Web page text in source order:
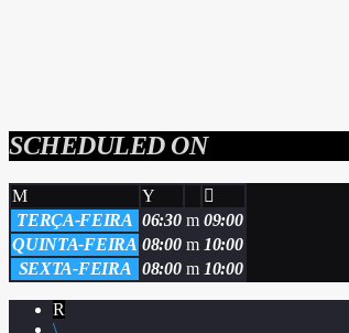
SCHEDULED ON
TERÇA-FEIRA 06:30
09:00
QUINTA-FEIRA 08:00
10:00
SEXTA-FEIRA
08:00 10:00